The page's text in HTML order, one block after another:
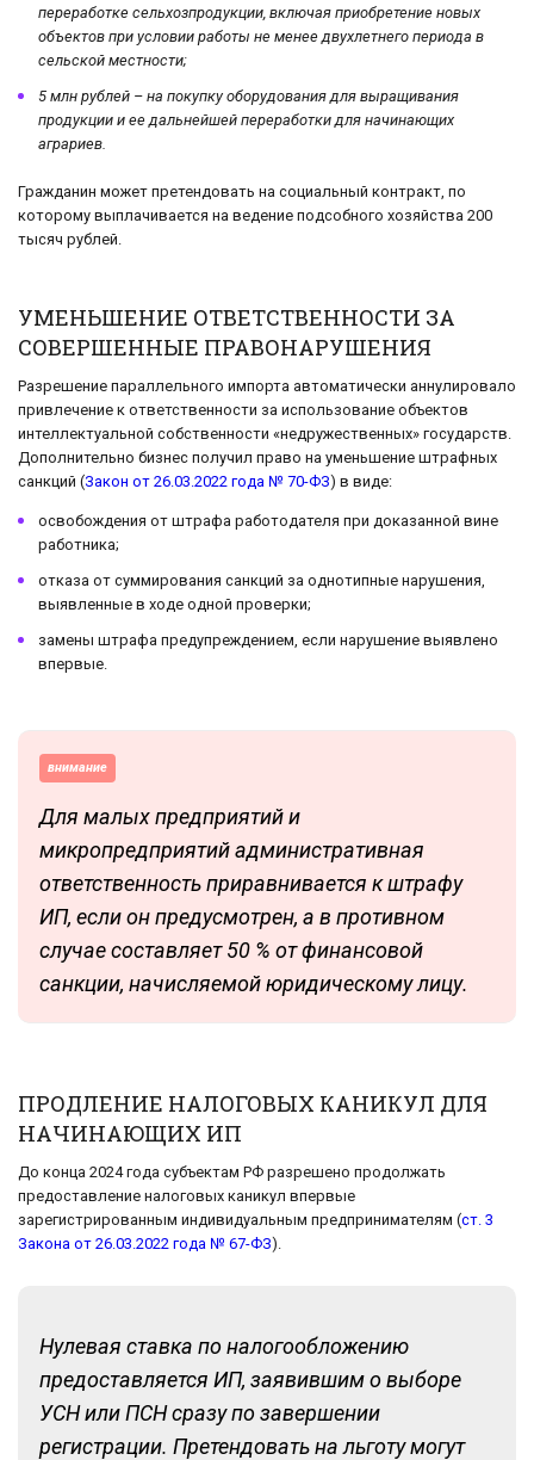
переработке сельхозпродукции, включая приобретение новых
объектов при условии работы не менее двухлетнего периода в
сельской местности;
5 млн рублей – на покупку оборудования для выращивания
продукции и ее дальнейшей переработки для начинающих
аграриев.
Гражданин может претендовать на социальный контракт, по
которому выплачивается на ведение подсобного хозяйства 200
тысяч рублей.
УМЕНЬШЕНИЕ ОТВЕТСТВЕННОСТИ ЗА
СОВЕРШЕННЫЕ ПРАВОНАРУШЕНИЯ
Разрешение параллельного импорта автоматически аннулировало
привлечение к ответственности за использование объектов
интеллектуальной собственности «недружественных» государств.
Дополнительно бизнес получил право на уменьшение штрафных
санкций (Закон от 26.03.2022 года № 70-ФЗ) в виде:
освобождения от штрафа работодателя при доказанной вине
работника;
отказа от суммирования санкций за однотипные нарушения,
выявленные в ходе одной проверки;
замены штрафа предупреждением, если нарушение выявлено
впервые.
внимание
Для малых предприятий и
микропредприятий административная
ответственность приравнивается к штрафу
ИП, если он предусмотрен, а в противном
случае составляет 50 % от финансовой
санкции, начисляемой юридическому лицу.
ПРОДЛЕНИЕ НАЛОГОВЫХ КАНИКУЛ ДЛЯ
НАЧИНАЮЩИХ ИП
До конца 2024 года субъектам РФ разрешено продолжать
предоставление налоговых каникул впервые
зарегистрированным индивидуальным предпринимателям (ст. 3
Закона от 26.03.2022 года № 67-ФЗ).
Нулевая ставка по налогообложению
предоставляется ИП, заявившим о выборе
УСН или ПСН сразу по завершении
регистрации. Претендовать на льготу могут